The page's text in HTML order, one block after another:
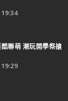
聯萌 潮玩開學祭搶